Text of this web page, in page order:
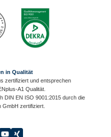
in Qualität
zertifiziert und entsprechen
A1 Qualität.
DIN EN ISO 9001:2015 durch die
GmbH zertifiziert.